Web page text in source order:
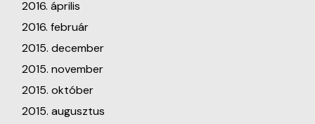
2016. április
2016. február
2015. december
2015. november
2015. október
2015. augusztus